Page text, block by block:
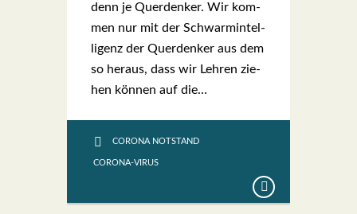
denn je Quer­den­ker. Wir kom­
men nur mit der Schwarm­in­tel­
li­genz der Quer­den­ker aus dem
so her­aus, dass wir Leh­ren zie­
hen kön­nen auf die…
CORONA NOTSTAND
CORONA-VIRUS